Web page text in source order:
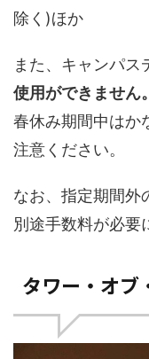
除く)ほか
また、キャンパス
使用ができません。
春休み期間中はか
注意ください。
なお、指定期間外
別途手数料が必要
タワー・オブ